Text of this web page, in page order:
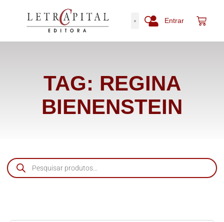
Entrar
TAG: REGINA
BIENENSTEIN